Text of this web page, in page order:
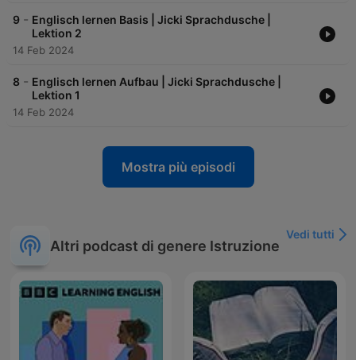
9 - Englisch lernen Basis | Jicki Sprachdusche |
Lektion 2
14 Feb 2024
8 - Englisch lernen Aufbau | Jicki Sprachdusche |
Lektion 1
14 Feb 2024
Mostra più episodi
Altri podcast di genere Istruzione
Vedi tutti